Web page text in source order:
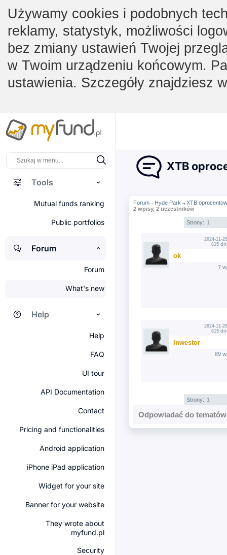
Używamy cookies i podobnych
reklamy, statystyk, możliwości
bez zmiany ustawień Twojej
w Twoim urządzeniu końcowym.
ustawienia. Szczegóły znajdziesz
Tools
Mutual funds ranking
Public portfolios
Forum
Forum
What's new
Help
Help
FAQ
UI tour
API Documentation
Contact
Pricing and functionalities
Android application
iPhone iPad application
Widget for your site
Banner for your website
They wrote about
myfund.pl
Security
XTB
Forum→ Hyde Park →XTB
2 wpisy, 2 uczestników
Strony: 1
2024-11-
615
ok
7
2024-11-
615
Inwestor
89
Strony: 1
Odpowiadać do